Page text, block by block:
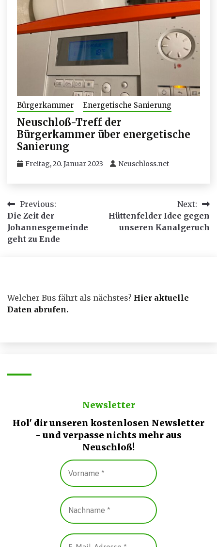
Bürgerkammer Energetische Sanierung
Neuschloß-Treff der
Bürgerkammer über energetische
Sanierung
Freitag, 20. Januar 2023 Neuschloss.net
Beitragsnavigation
Previous:
Die Zeit der
Johannesgemeinde
geht zu Ende
Next:
Hüttenfelder Idee gegen
unseren Kanalgeruch
Welcher Bus fährt als nächstes? Hier aktuelle
Daten abrufen.
Newsletter
Hol' dir unseren kostenlosen Newsletter
- und verpasse nichts mehr aus
Neuschloß!